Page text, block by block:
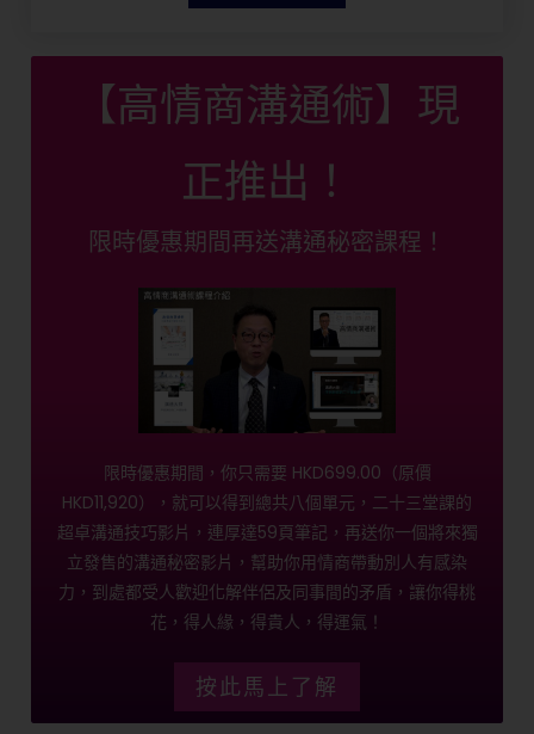
【高情商溝通術】現
正推出！
限時優惠期間再送溝通秘密課程！
限時優惠期間，你只需要 HKD699.00（原價
HKD11,920），就可以得到總共八個單元，二十三堂課的
超卓溝通技巧影片，連厚達59頁筆記，再送你一個將來獨
立發售的溝通秘密影片，幫助你用情商帶動別人有感染
力，到處都受人歡迎化解伴侶及同事間的矛盾，讓你得桃
花，得人緣，得貴人，得運氣！
按此馬上了解